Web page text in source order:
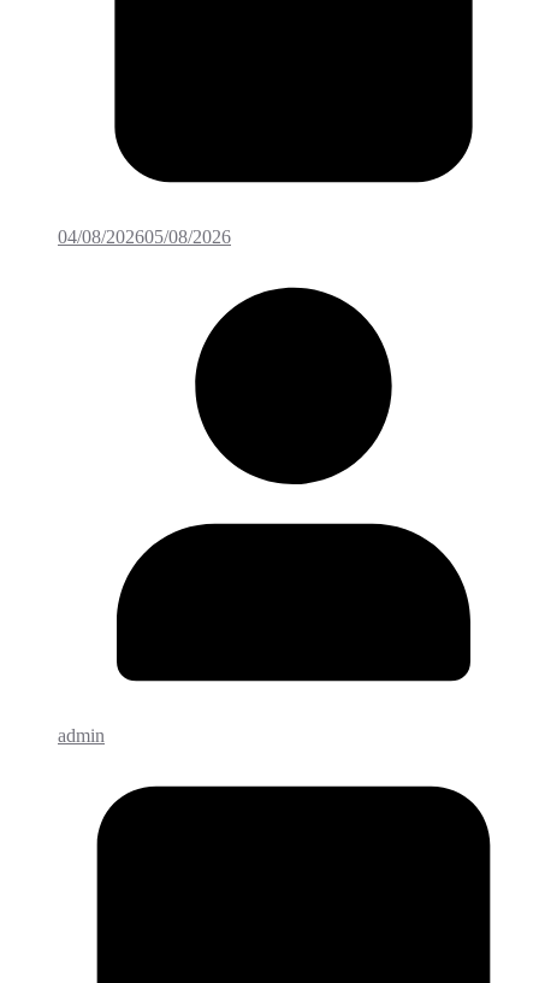
04/08/202605/08/2026
admin